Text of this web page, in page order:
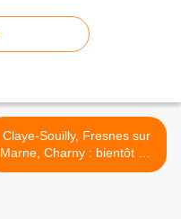
Claye-Souilly, Fresnes sur
Marne, Charny : bientôt du
gaz stocké sous nos pieds